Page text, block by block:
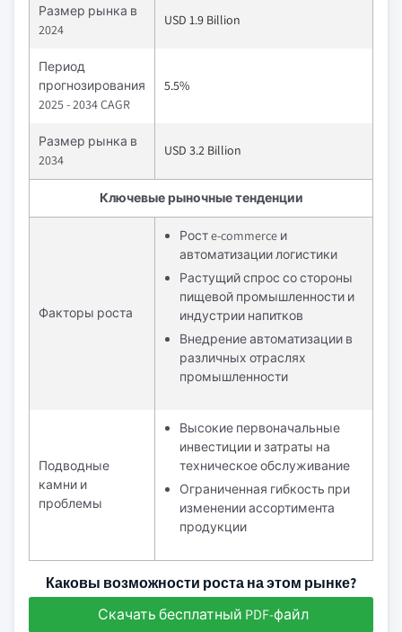
Размер рынка в
2024
USD 1.9 Billion
Период
прогнозирования
2025 - 2034 CAGR
5.5%
Размер рынка в
2034
USD 3.2 Billion
Ключевые рыночные тенденции
Факторы роста
Рост e-commerce и
автоматизации логистики
Растущий спрос со стороны
пищевой промышленности и
индустрии напитков
Внедрение автоматизации в
различных отраслях
промышленности
Подводные
камни и
проблемы
Высокие первоначальные
инвестиции и затраты на
техническое обслуживание
Ограниченная гибкость при
изменении ассортимента
продукции
Каковы возможности роста на этом рынке?
Скачать бесплатный PDF-файл